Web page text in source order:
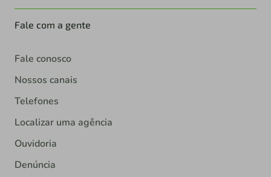
Fale com a gente
Fale conosco
Nossos canais
Telefones
Localizar uma agência
Ouvidoria
Denúncia